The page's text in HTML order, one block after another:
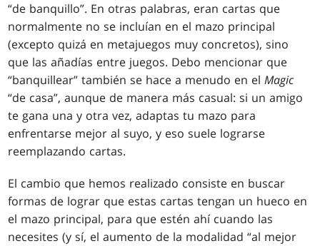
“de banquillo”. En otras palabras, eran cartas que
normalmente no se incluían en el mazo principal
(excepto quizá en metajuegos muy concretos), sino
que las añadías entre juegos. Debo mencionar que
“banquillear” también se hace a menudo en elMagic
“de casa”, aunque de manera más casual: si un amigo
te gana una y otra vez, adaptas tu mazo para
enfrentarse mejor al suyo, y eso suele lograrse
reemplazando cartas.
El cambio que hemos realizado consiste en buscar
formas de lograr que estas cartas tengan un hueco en
el mazo principal, para que estén ahí cuando las
necesites (y sí, el aumento de la modalidad “al mejor